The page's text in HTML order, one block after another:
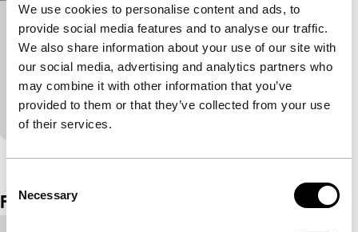
We use cookies to personalise content and ads, to
provide social media features and to analyse our traffic.
We also share information about your use of our site with
our social media, advertising and analytics partners who
may combine it with other information that you’ve
provided to them or that they’ve collected from your use
of their services.
Selection
Necessary
Weg nach Rio
Signals: First Things First
Een zoon herziet de eindexamenfilm van zijn vader.
Gedraaid in 1968 in Zürich en in 2008 in Umbrië.
Een gangster op de vlucht na een…
Bekijk het hele programma
Film details